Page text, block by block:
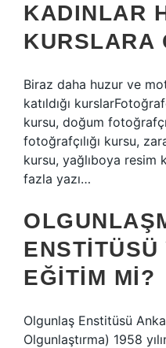
KADINLAR
KURSLARA
Biraz daha huzur ve
katıldığı
kursu, doğum
fotoğrafçılığı kursu,
kursu, yağlıboya resim
fazla yazı…
ENSTITÜSÜ
EĞITIM MI?
Olgunlaş Enstitüsü
Olgunlaştırma) 1958